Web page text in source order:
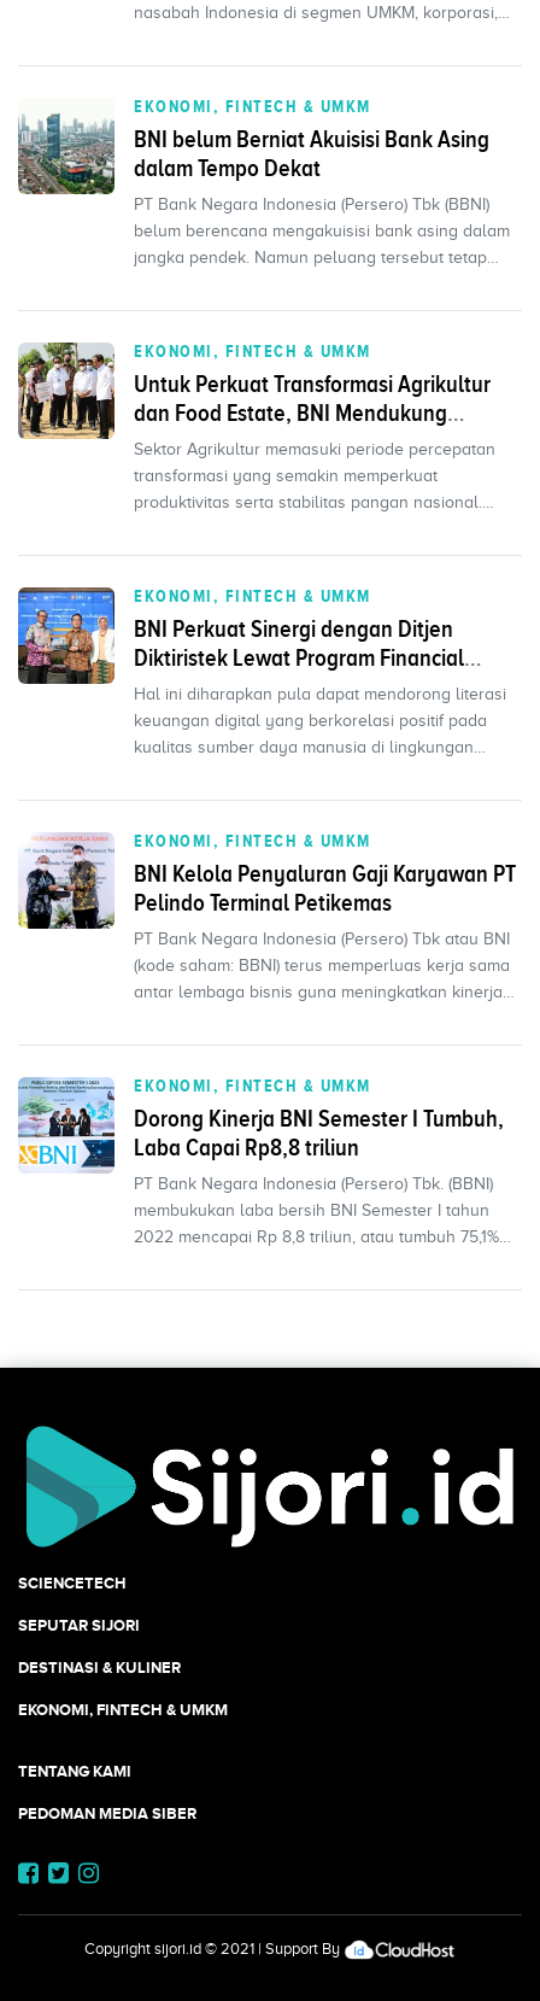
nasabah Indonesia di segmen UMKM, korporasi,
EKONOMI, FINTECH & UMKM
BNI belum Berniat Akuisisi Bank Asing
dalam Tempo Dekat
PT Bank Negara Indonesia (Persero) Tbk (BBNI)
belum berencana mengakuisisi bank asing dalam
jangka pendek. Namun peluang tersebut tetap
EKONOMI, FINTECH & UMKM
Untuk Perkuat Transformasi Agrikultur
dan Food Estate, BNI Mendukung
Program Taksi Alsintan
Sektor Agrikultur memasuki periode percepatan
transformasi yang semakin memperkuat
produktivitas serta stabilitas pangan nasional.
EKONOMI, FINTECH & UMKM
BNI Perkuat Sinergi dengan Ditjen
Diktiristek Lewat Program Financial
Ecosystem
Hal ini diharapkan pula dapat mendorong literasi
keuangan digital yang berkorelasi positif pada
kualitas sumber daya manusia di lingkungan
EKONOMI, FINTECH & UMKM
BNI Kelola Penyaluran Gaji Karyawan PT
Pelindo Terminal Petikemas
PT Bank Negara Indonesia (Persero) Tbk atau BNI
(kode saham: BBNI) terus memperluas kerja sama
antar lembaga bisnis guna meningkatkan kinerja
EKONOMI, FINTECH & UMKM
Dorong Kinerja BNI Semester I Tumbuh,
Laba Capai Rp8,8 triliun
PT Bank Negara Indonesia (Persero) Tbk. (BBNI)
membukukan laba bersih BNI Semester I tahun
2022 mencapai Rp 8,8 triliun, atau tumbuh 75,1%
SCIENCETECH
SEPUTAR SIJORI
DESTINASI & KULINER
EKONOMI, FINTECH & UMKM
TENTANG KAMI
PEDOMAN MEDIA SIBER
Copyright sijori.id© 2021 | Support By